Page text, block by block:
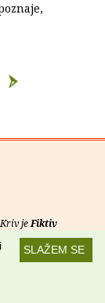
Kriv jeFiktiv
kanaliSLAŽEM SE